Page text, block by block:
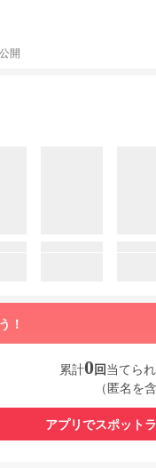
開
！
累計0回当てら
（匿名を
アプリでスポット